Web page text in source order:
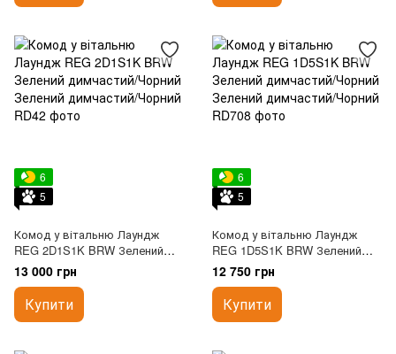
6
5
Комод у вітальню Лаундж
REG 2D1S1K BRW Зелений
димчастий/Чорний
13 000 грн
Купити
6
5
Комод у вітальню Лаундж
REG 1D5S1K BRW Зелений
димчастий/Чорний
12 750 грн
Купити